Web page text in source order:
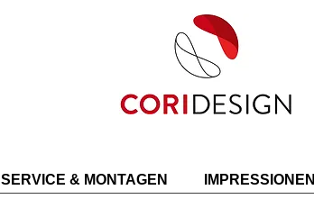
SERVICE & MONTAGEN IMPRESSIONEN